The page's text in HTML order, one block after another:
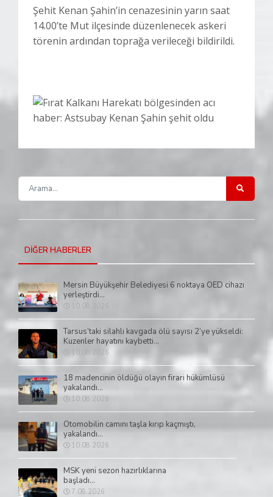
Şehit Kenan Şahin’in cenazesinin yarın saat
14.00’te Mut ilçesinde düzenlenecek askeri
törenin ardından toprağa verileceği bildirildi.
DİĞER HABERLER
Mersin Büyükşehir Belediyesi 6 noktaya OED cihazı
yerleştirdi...
10.08.2026
Tarsus’taki silahlı kavgada ölü sayısı 2’ye yükseldi:
Kuzenler hayatını kaybetti...
10.08.2026
18 madencinin öldüğü olayın firari hükümlüsü
yakalandı...
10.08.2026
Otomobilin camını taşla kırıp kaçmıştı,
yakalandı...
10.08.2026
MSK yeni sezon hazırlıklarına
başladı...
7.08.2026